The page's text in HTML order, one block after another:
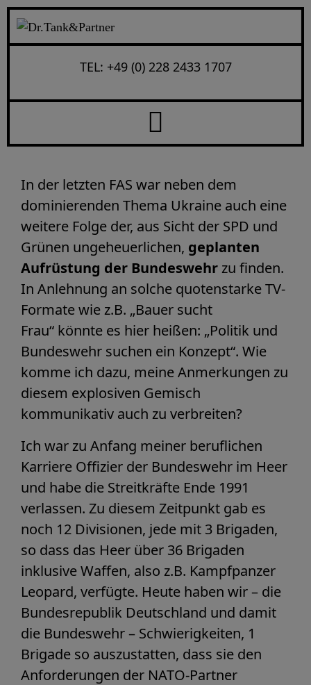
TEL: +49 (0) 228 2433 1707
Monat:März 2022
Archive: März 2022
Das 100-Milliarden-Manöver
In der letzten FAS war neben dem
dominierenden Thema Ukraine auch eine
weitere Folge der, aus Sicht der SPD und
Grünen ungeheuerlichen, geplanten
Aufrüstung der Bundeswehrzu finden.
In Anlehnung an solche quotenstarke TV-
Formate wie z.B. „Bauer sucht
Frau“ könnte es hier heißen: „Politik und
Bundeswehr suchen ein Konzept“. Wie
komme ich dazu, meine Anmerkungen zu
diesem explosiven Gemisch
kommunikativ auch zu verbreiten?
Ich war zu Anfang meiner beruflichen
Karriere Offizier der Bundeswehr im Heer
und habe die Streitkräfte Ende 1991
verlassen. Zu diesem Zeitpunkt gab es
noch 12 Divisionen, jede mit 3 Brigaden,
so dass das Heer über 36 Brigaden
inklusive Waffen, also z.B. Kampfpanzer
Leopard, verfügte. Heute haben wir – die
Bundesrepublik Deutschland und damit
die Bundeswehr – Schwierigkeiten, 1
Brigade so auszustatten, dass sie den
Anforderungen der NATO-Partner